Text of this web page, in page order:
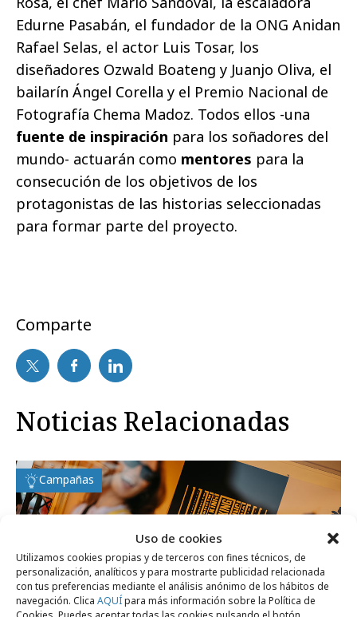
Uso de cookies
Utilizamos cookies propias y de terceros con fines técnicos, de
personalización, analíticos y para mostrarte publicidad relacionada
con tus preferencias mediante el análisis anónimo de los hábitos de
navegación. Clica AQUÍpara más información sobre la Política de
Cookies. Puedes aceptar todas las cookies pulsando el botón
Edurne Pasabán, el fundador de la ONG Anidan
Rafael Selas, el actor Luis Tosar, los
diseñadores Ozwald Boateng y Juanjo Oliva, el
bailarín Ángel Corella y el Premio Nacional de
Fotografía Chema Madoz. Todos ellos -una
fuente de inspiración para los soñadores del
mundo- actuarán como mentores para la
consecución de los objetivos de los
protagonistas de las historias seleccionadas
para formar parte del proyecto.
Comparte
Noticias Relacionadas
Campañas